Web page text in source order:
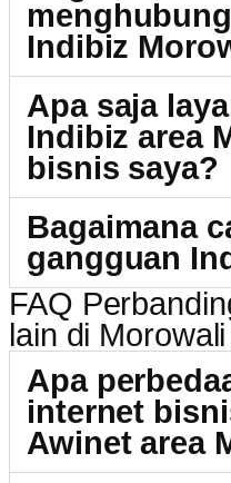
Indibiz
Apa saja
Indibiz area
bisnis saya?
Bagaimana
gangguan
FAQ
lain di Morowali
Apa
internet
Awinet area